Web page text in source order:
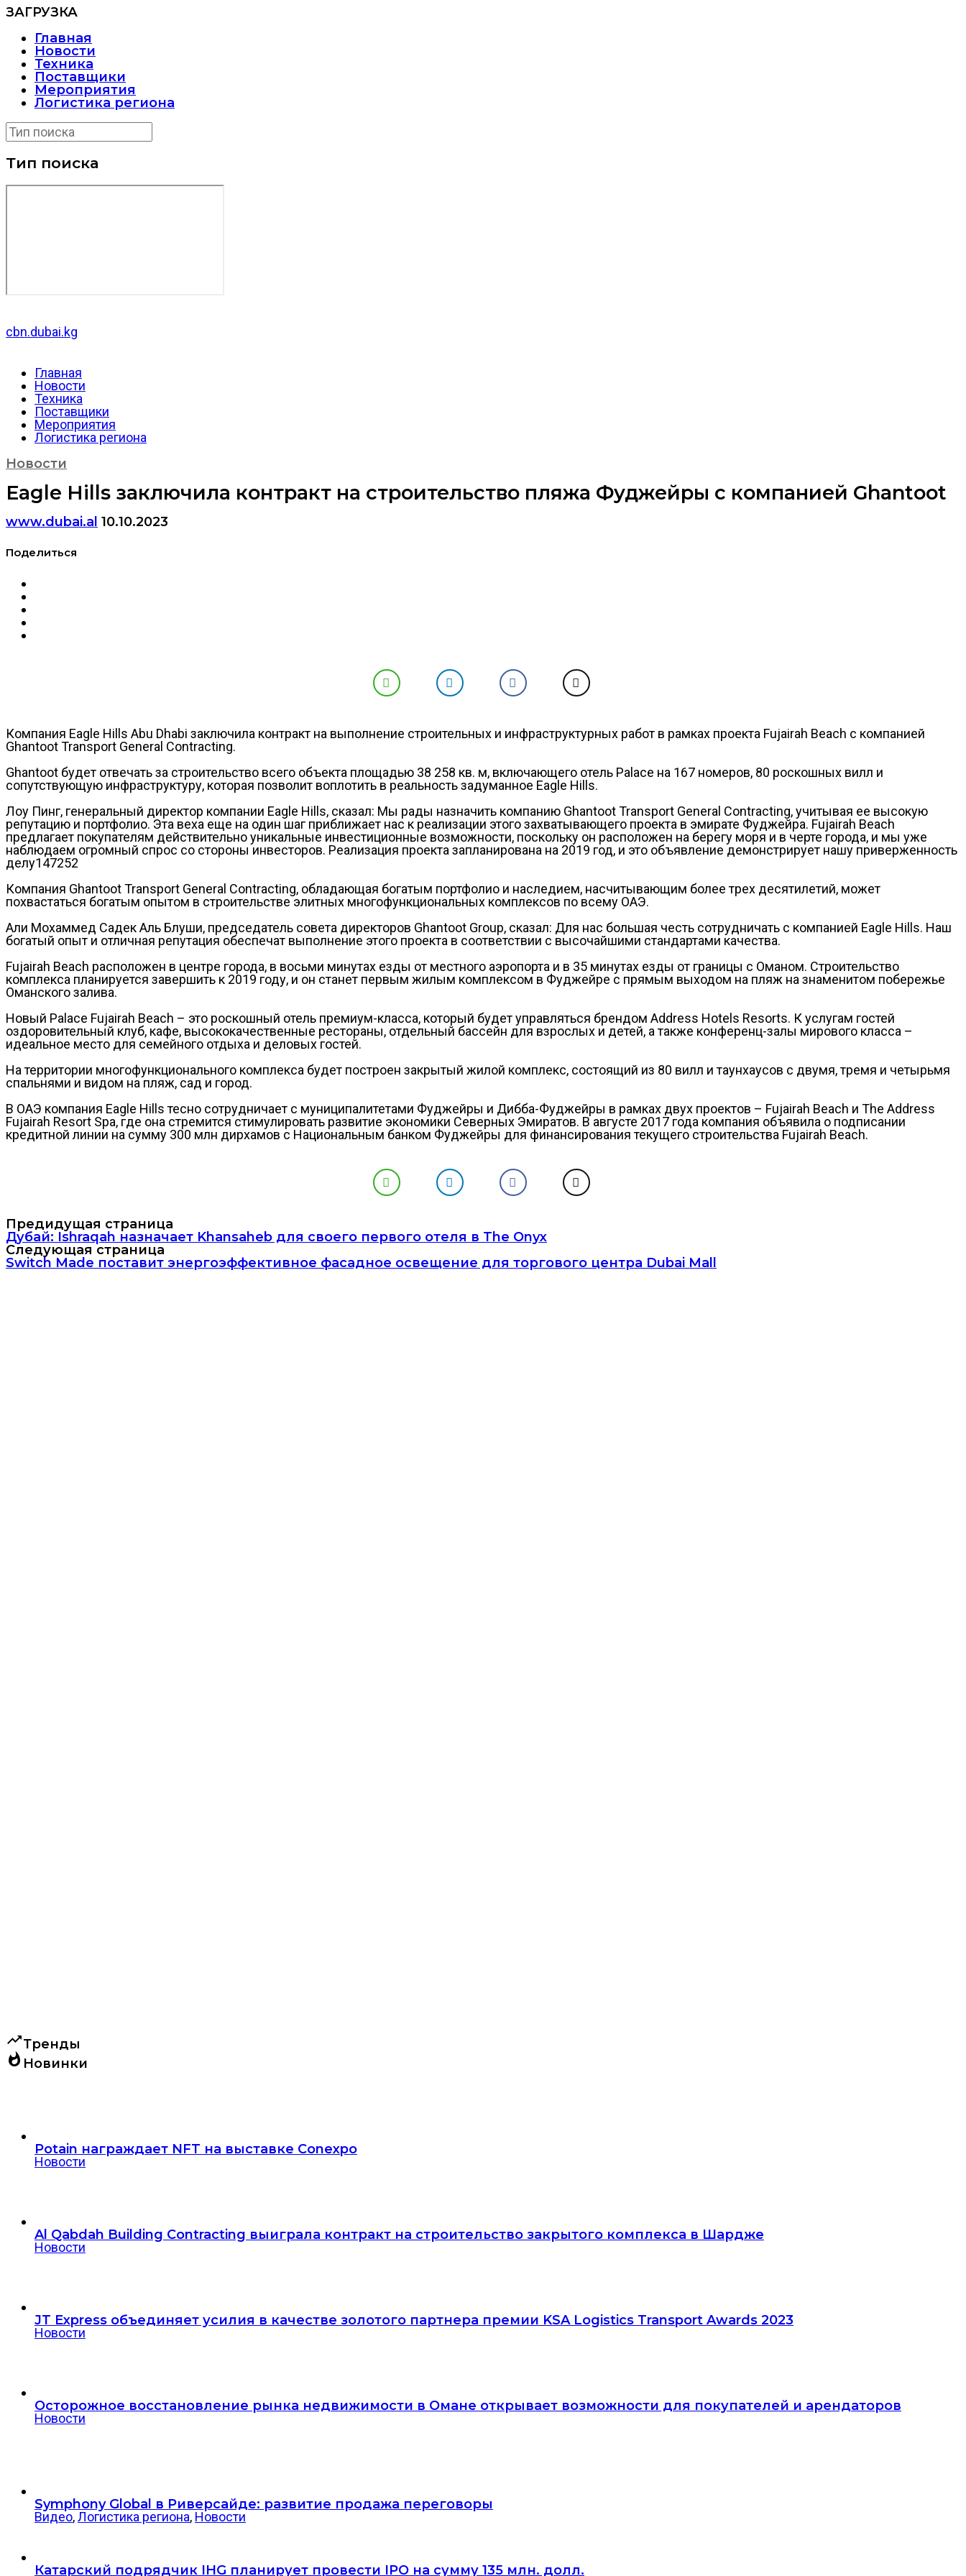
ЗАГРУЗКА
Главная
Новости
Техника
Поставщики
Мероприятия
Логистика региона
Тип поиска
cbn.dubai.kg
Главная
Новости
Техника
Поставщики
Мероприятия
Логистика региона
Новости
Eagle Hills заключила контракт на строительство пляжа Фуджейры с компанией Ghantoot
www.dubai.al 10.10.2023
Поделиться
Компания Eagle Hills Abu Dhabi заключила контракт на выполнение строительных и инфраструктурных работ в рамках проекта Fujairah Beach с компанией
Ghantoot Transport General Contracting.
Ghantoot будет отвечать за строительство всего объекта площадью 38 258 кв. м, включающего отель Palace на 167 номеров, 80 роскошных вилл и
сопутствующую инфраструктуру, которая позволит воплотить в реальность задуманное Eagle Hills.
Лоу Пинг, генеральный директор компании Eagle Hills, сказал: Мы рады назначить компанию Ghantoot Transport General Contracting, учитывая ее высокую
репутацию и портфолио. Эта веха еще на один шаг приближает нас к реализации этого захватывающего проекта в эмирате Фуджейра. Fujairah Beach
предлагает покупателям действительно уникальные инвестиционные возможности, поскольку он расположен на берегу моря и в черте города, и мы уже
наблюдаем огромный спрос со стороны инвесторов. Реализация проекта запланирована на 2019 год, и это объявление демонстрирует нашу приверженность
делу147252
Компания Ghantoot Transport General Contracting, обладающая богатым портфолио и наследием, насчитывающим более трех десятилетий, может
похвастаться богатым опытом в строительстве элитных многофункциональных комплексов по всему ОАЭ.
Али Мохаммед Садек Аль Блуши, председатель совета директоров Ghantoot Group, сказал: Для нас большая честь сотрудничать с компанией Eagle Hills. Наш
богатый опыт и отличная репутация обеспечат выполнение этого проекта в соответствии с высочайшими стандартами качества.
Fujairah Beach расположен в центре города, в восьми минутах езды от местного аэропорта и в 35 минутах езды от границы с Оманом. Строительство
комплекса планируется завершить к 2019 году, и он станет первым жилым комплексом в Фуджейре с прямым выходом на пляж на знаменитом побережье
Оманского залива.
Новый Palace Fujairah Beach – это роскошный отель премиум-класса, который будет управляться брендом Address Hotels Resorts. К услугам гостей
оздоровительный клуб, кафе, высококачественные рестораны, отдельный бассейн для взрослых и детей, а также конференц-залы мирового класса –
идеальное место для семейного отдыха и деловых гостей.
На территории многофункционального комплекса будет построен закрытый жилой комплекс, состоящий из 80 вилл и таунхаусов с двумя, тремя и четырьмя
спальнями и видом на пляж, сад и город.
В ОАЭ компания Eagle Hills тесно сотрудничает с муниципалитетами Фуджейры и Дибба-Фуджейры в рамках двух проектов – Fujairah Beach и The Address
Fujairah Resort Spa, где она стремится стимулировать развитие экономики Северных Эмиратов. В августе 2017 года компания объявила о подписании
кредитной линии на сумму 300 млн дирхамов с Национальным банком Фуджейры для финансирования текущего строительства Fujairah Beach.
Предидущая страница
Дубай: Ishraqah назначает Khansaheb для своего первого отеля в The Onyx
Следующая страница
Switch Made поставит энергоэффективное фасадное освещение для торгового центра Dubai Mall
trending_upТренды
whatshot Новинки
Potain награждает NFT на выставке Conexpo
Новости
Al Qabdah Building Contracting выиграла контракт на строительство закрытого комплекса в Шардже
Новости
JT Express объединяет усилия в качестве золотого партнера премии KSA Logistics Transport Awards 2023
Новости
Осторожное восстановление рынка недвижимости в Омане открывает возможности для покупателей и арендаторов
Новости
Symphony Global в Риверсайде: развитие продажа переговоры
Видео,Логистика региона, Новости
Катарский подрядчик IHG планирует провести IPO на сумму 135 млн. долл.